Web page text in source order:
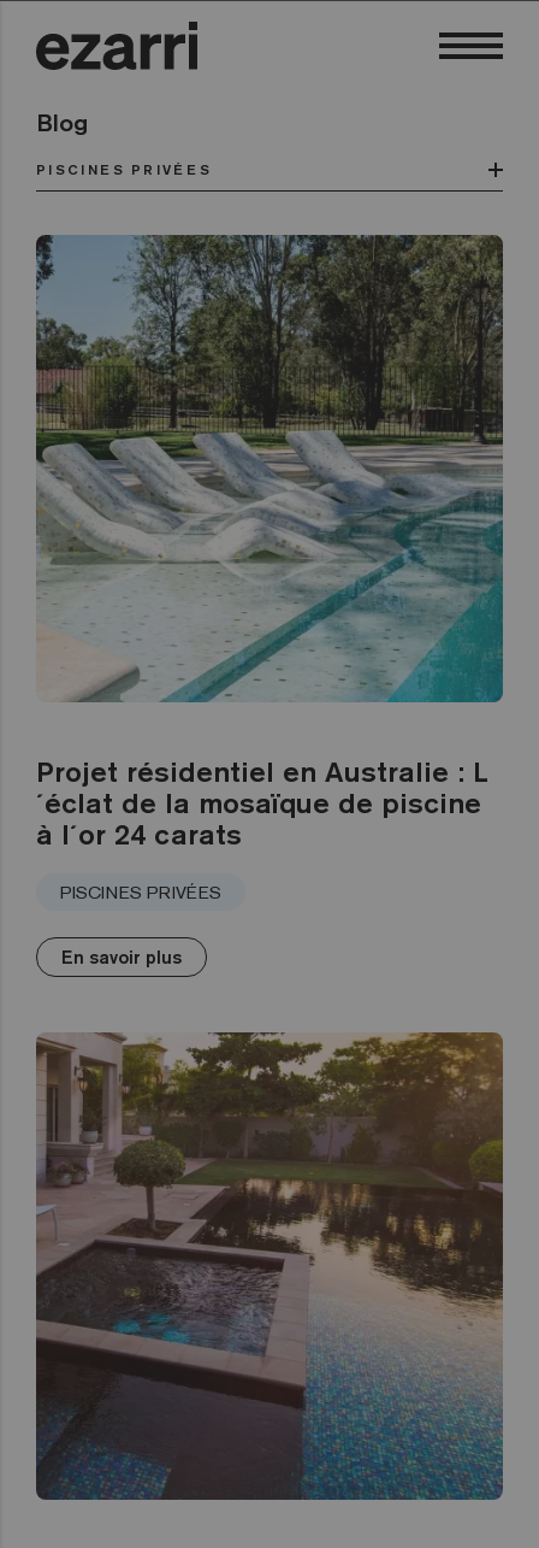
Blog
PISCINES PRIVÉES
Projet résidentiel en Australie : L
´éclat de la mosaïque de piscine
à l´or 24 carats
PISCINES PRIVÉES
En savoir plus